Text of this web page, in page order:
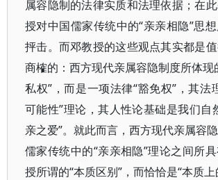
属容隐制的法律实质和法理依据；在
授对中国儒家传统中的“亲亲相隐”思
抨击。而邓教授的这些观点其实都是
商榷的：西方现代亲属容隐制度所体现
私权”，而是一项法律“豁免权”，其法
可能性”理论，其人性论基础是我们自
亲之爱”。就此而言，西方现代亲属容
儒家传统中的“亲亲相隐”理论之间所
授所谓的“本质区别”，而恰恰是“本质上